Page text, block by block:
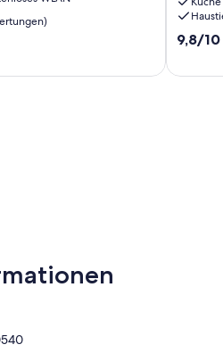
alten
Dorfes,
9.8
9,8/10